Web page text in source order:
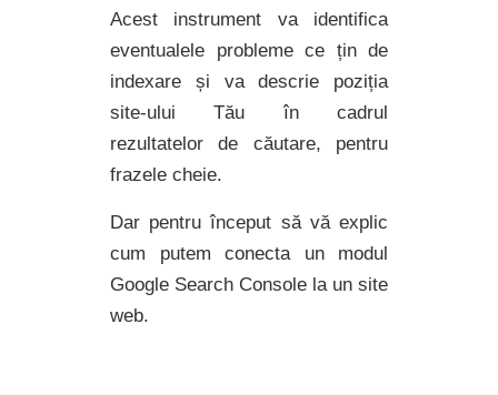
Acest instrument va identifica
eventualele probleme ce țin de
indexare și va descrie poziția
site-ului Tău în cadrul
rezultatelor de căutare, pentru
frazele cheie.
Dar pentru început să vă explic
cum putem conecta un modul
Google Search Console la un site
web.